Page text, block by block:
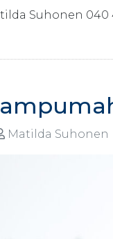
Suhonen 040
Matilda Suhonen